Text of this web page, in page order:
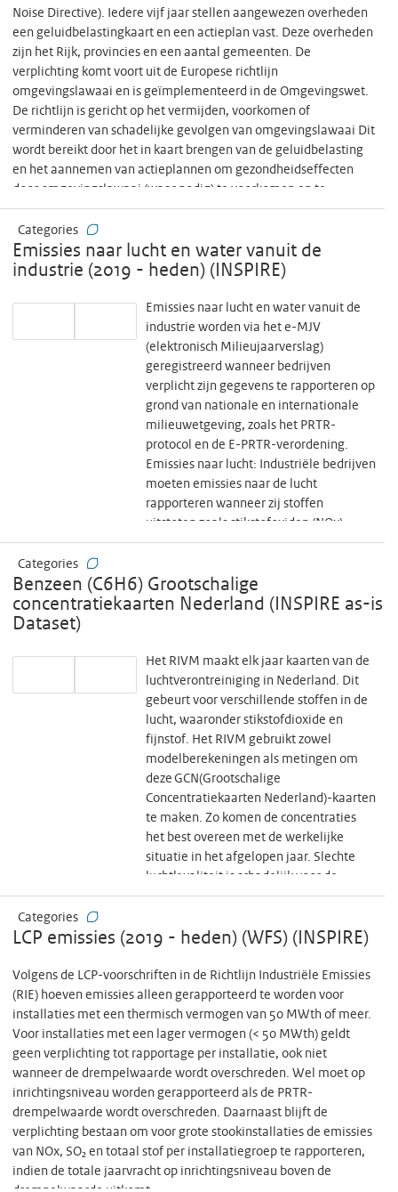
Noise Directive). Iedere vijf jaar stellen aangewezen overheden
een geluidbelastingkaart en een actieplan vast. Deze overheden
zijn het Rijk, provincies en een aantal gemeenten. De
verplichting komt voort uit de Europese richtlijn
omgevingslawaai en is geïmplementeerd in de Omgevingswet.
De richtlijn is gericht op het vermijden, voorkomen of
verminderen van schadelijke gevolgen van omgevingslawaai Dit
wordt bereikt door het in kaart brengen van de geluidbelasting
en het aannemen van actieplannen om gezondheidseffecten
door omgevingslawaai (waar nodig) te voorkomen en te
beperken, en om een goede milieukwaliteit te handhaven.
Categories
Emissies naar lucht en water vanuit de
industrie (2019 - heden) (INSPIRE)
Emissies naar lucht en water vanuit de
industrie worden via het e-MJV
(elektronisch Milieujaarverslag)
geregistreerd wanneer bedrijven
verplicht zijn gegevens te rapporteren op
grond van nationale en internationale
milieuwetgeving, zoals het PRTR-
protocol en de E-PRTR-verordening.
Emissies naar lucht: Industriële bedrijven
moeten emissies naar de lucht
rapporteren wanneer zij stoffen
uitstoten zoals stikstofoxiden (NOx),
zwaveldioxide (SO₂), fijnstof (PM),
broeikasgassen (zoals CO₂ en methaan),
en zware metalen. De rapportage is
drempelwaarde overschrijdt. Emissies
naar water: Bedrijven moeten ook
rapporteren over stoffen die zij direct
lozen op oppervlaktewater of indirect via
het riool (met vermelding van de
behandeling). Het gaat onder andere om
stikstof- en fosfaatverbindingen, zware
metalen, en andere milieubelastende
stoffen. Net als voor luchtemissies
gelden hier drempelwaarden,
afhankelijk van de emissiestof en het
type lozing. De rapportage in het e-MJV
is verplicht voor bedrijven die onder de
verordening vallen.
Categories
Benzeen (C6H6) Grootschalige
concentratiekaarten Nederland (INSPIRE as-is
Dataset)
Het RIVM maakt elk jaar kaarten van de
luchtverontreiniging in Nederland. Dit
gebeurt voor verschillende stoffen in de
lucht, waaronder stikstofdioxide en
fijnstof. Het RIVM gebruikt zowel
modelberekeningen als metingen om
deze GCN(Grootschalige
Concentratiekaarten Nederland)-kaarten
te maken. Zo komen de concentraties
het best overeen met de werkelijke
situatie in het afgelopen jaar. Slechte
luchtkwaliteit is schadelijk voor de
gezondheid. De GCN-kaarten worden
luchtkwaliteit in Nederland te volgen.
toekomstverwachtingen om beleid te
maken voor een betere luchtkwaliteit.
Bron: Grootschalige concentratiekaarten
Nederland. Rapportage 2025 | RIVM
Categories
LCP emissies (2019 - heden) (WFS) (INSPIRE)
Volgens de LCP-voorschriften in de Richtlijn Industriële Emissies
(RIE) hoeven emissies alleen gerapporteerd te worden voor
installaties met een thermisch vermogen van 50 MWth of meer.
Voor installaties met een lager vermogen (< 50 MWth) geldt
geen verplichting tot rapportage per installatie, ook niet
wanneer de drempelwaarde wordt overschreden. Wel moet op
inrichtingsniveau worden gerapporteerd als de PRTR-
drempelwaarde wordt overschreden. Daarnaast blijft de
verplichting bestaan om voor grote stookinstallaties de emissies
van NOx, SO₂ en totaal stof per installatiegroep te rapporteren,
indien de totale jaarvracht op inrichtingsniveau boven de